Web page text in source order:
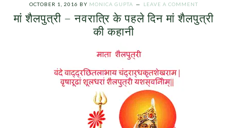
OCTOBER 1, 2016 BY MONICA GUPTA LEAVE A COMMENT
मां शैलपुत्री – नवरात्रि के पहले दिन मां शैलपुत्री
की कहानी